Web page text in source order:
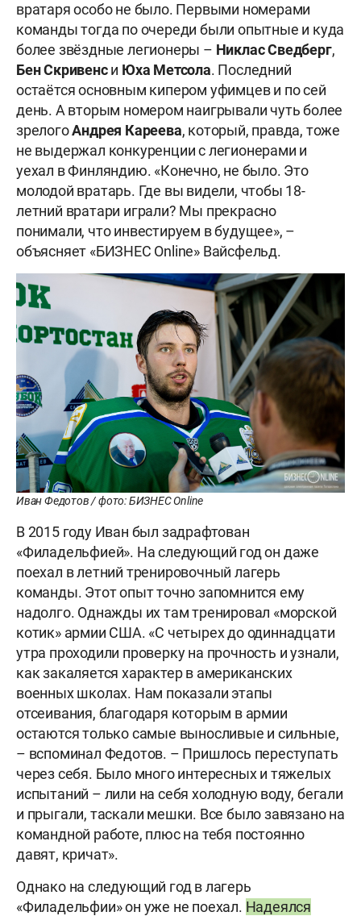
вратаря особо не было. Первыми номерами
команды тогда по очереди были опытные и куда
более звёздные легионеры – Никлас Сведберг,
Бен Скривенси Юха Метсола. Последний
остаётся основным кипером уфимцев и по сей
день. А вторым номером наигрывали чуть более
зрелогоАндрея Кареева, который, правда, тоже
не выдержал конкуренции с легионерами и
уехал в Финляндию. «Конечно, не было. Это
молодой вратарь. Где вы видели, чтобы 18-
летний вратари играли? Мы прекрасно
понимали, что инвестируем в будущее», –
объясняет «БИЗНЕС Online» Вайсфельд.
Иван Федотов / фото: БИЗНЕС Online
В 2015 году Иван был задрафтован
«Филадельфией». На следующий год он даже
поехал в летний тренировочный лагерь
команды. Этот опыт точно запомнится ему
надолго. Однажды их там тренировал «морской
котик» армии США. «С четырех до одиннадцати
утра проходили проверку на прочность и узнали,
как закаляется характер в американских
военных школах. Нам показали этапы
отсеивания, благодаря которым в армии
остаются только самые выносливые и сильные,
– вспоминал Федотов. – Пришлось переступать
через себя. Было много интересных и тяжелых
испытаний – лили на себя холодную воду, бегали
и прыгали, таскали мешки. Все было завязано на
командной работе, плюс на тебя постоянно
давят, кричат».
Однако на следующий год в лагерь
«Филадельфии» он уже не поехал. Надеялся